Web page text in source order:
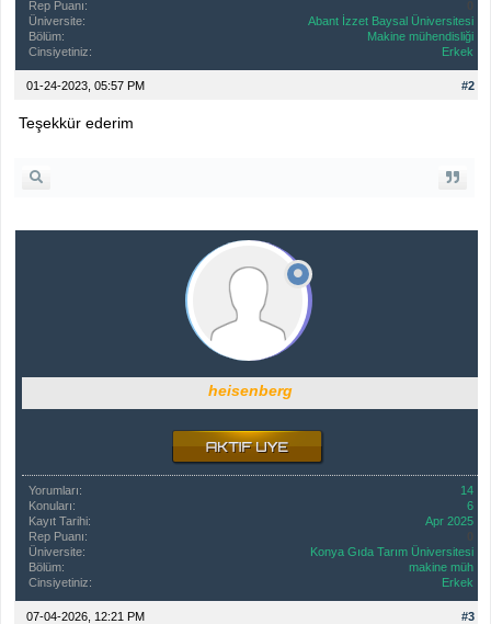
Rep Puanı:
Üniversite:
Abant İzzet Baysal Üniversitesi
Bölüm:
Makine mühendisliği
Cinsiyetiniz:
Erkek
#2
01-24-2023, 05:57 PM
Teşekkür ederim
heisenberg
Yorumları:
14
Konuları:
6
Kayıt Tarihi:
Apr 2025
Rep Puanı:
Üniversite:
Konya Gıda Tarım Üniversitesi
Bölüm:
makine müh
Cinsiyetiniz:
Erkek
#3
07-04-2026, 12:21 PM